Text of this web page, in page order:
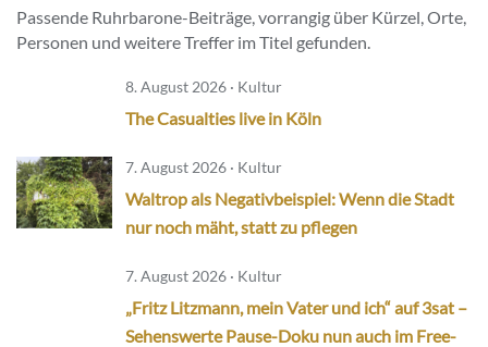
Passende Ruhrbarone-Beiträge, vorrangig über Kürzel, Orte,
Personen und weitere Treffer im Titel gefunden.
8. August 2026 · Kultur
The Casualties live in Köln
7. August 2026 · Kultur
Waltrop als Negativbeispiel: Wenn die Stadt
nur noch mäht, statt zu pflegen
7. August 2026 · Kultur
„Fritz Litzmann, mein Vater und ich“ auf 3sat –
Sehenswerte Pause-Doku nun auch im Free-